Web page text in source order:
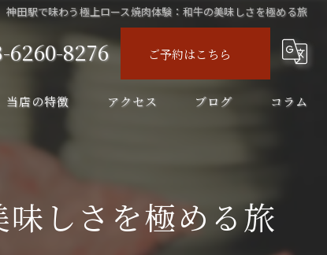
神田駅で味わう極上ロース焼肉体験：和牛の美味しさを極める旅
6260-8276 ご予約はこちら
当店の特徴
ディナー
飲み会
アクセス ブログ コラム
しさを極める旅